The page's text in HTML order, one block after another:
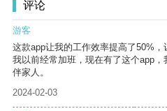
评论
游客
这款app让我的工作效率提高了50%，
我以前经常加班，现在有了这个app
伴家人。
2024-02-03